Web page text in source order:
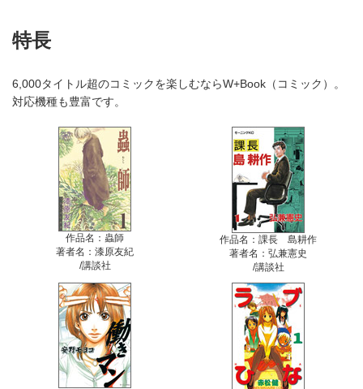
特長
6,000タイトル超のコミックを楽しむならW+Book（コミック）。
対応機種も豊富です。
作品名：蟲師
著者名：漆原友紀
/講談社
作品名：課長 島耕作
著者名：弘兼憲史
/講談社